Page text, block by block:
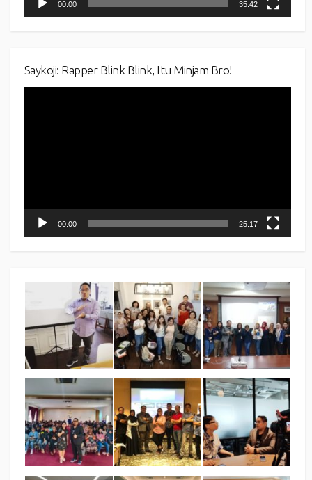
00:00 35:42
Saykoji: Rapper Blink Blink, Itu Minjam Bro!
00:00 25:17